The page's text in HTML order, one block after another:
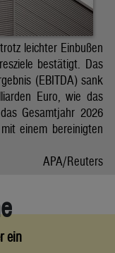
leichter Einbußen
bestätigt. Das
(EBITDA) sank
Euro, wie das
Gesamtjahr 2026
einem bereinigten
APA/Reuters
ein